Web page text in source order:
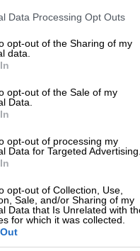
that this website/app uses one
your visit or usage behaviour.
consent to Google and its
for below specified purposes
Data Processing Opt Outs
opt-out of the Sharing of my
data.
opt-out of the Sale of my
Data.
opt-out of processing my
Data for Targeted Advertising.
opt-out of Collection, Use,
Sale, and/or Sharing of my
Data that Is Unrelated with
for which it was collected.
13:46
επανένωση των
Νέα Υόρκη,
κοινή εμφάνιση
ήταν απλώς